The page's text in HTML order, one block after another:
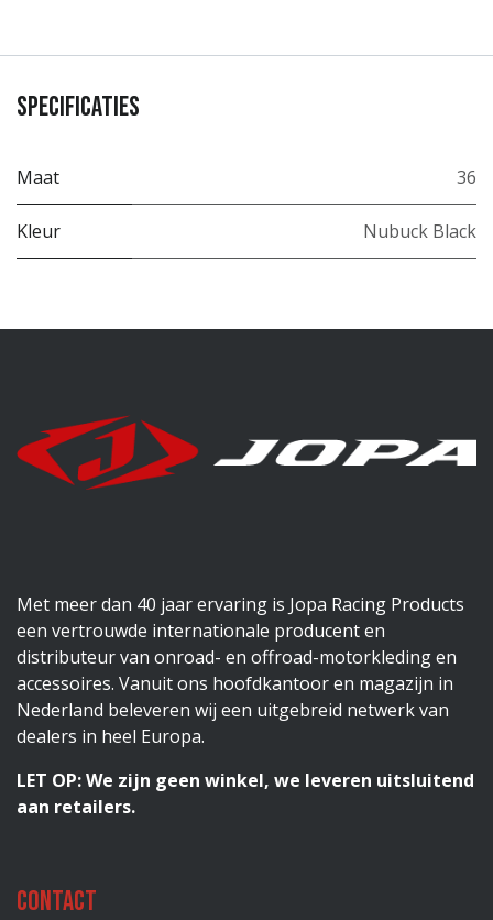
Specificaties
Maat 36
Kleur Nubuck Black
Met meer dan 40 jaar ervaring is Jopa Racing Products
een vertrouwde internationale producent en
distributeur van onroad- en offroad-motorkleding en
accessoires. Vanuit ons hoofdkantoor en magazijn in
Nederland beleveren wij een uitgebreid netwerk van
dealers in heel Europa.
LET OP: We zijn geen winkel, we leveren uitsluitend
aan retailers.
Contact